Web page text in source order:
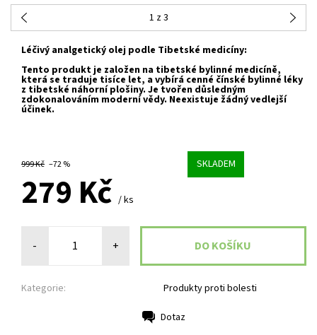
1 z 3
Léčivý analgetický olej podle Tibetské medicíny:
Tento produkt je založen na tibetské bylinné medicíně,
která se traduje tisíce let, a vybírá cenné čínské bylinné léky
z tibetské náhorní plošiny. Je tvořen důsledným
zdokonalováním moderní vědy. Neexistuje žádný vedlejší
účinek.
999 Kč –72 % SKLADEM
279 Kč / ks
- +
Kategorie: Produkty proti bolesti
Dotaz